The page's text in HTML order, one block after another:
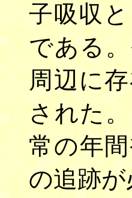
子吸収
である
周辺に
された
常の年
の追跡